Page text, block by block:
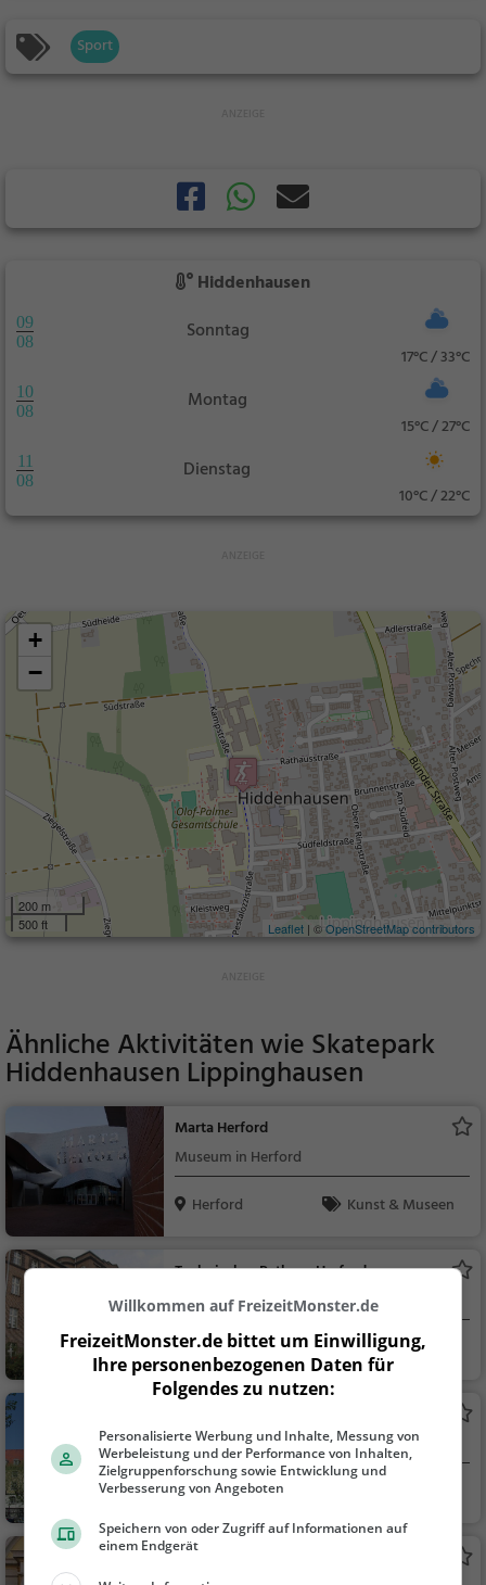
Sport
Hiddenhausen
09
08
Sonntag
17°C / 33°C
10
08
Montag
15°C / 27°C
11
08
Dienstag
10°C / 22°C
+
−
200 m
500 ft
Leaflet | ©OpenStreetMap contributors
Ähnliche Aktivitäten wieSkatepark
Hiddenhausen Lippinghausen
Marta Herford
Museum in Herford
Herford
Kunst & Museen
Technisches Rathaus Herford
Rathaus in Herford
Herford
Sehenswürdigkei
t
Rathaus in Herford
Herford
Markthalle Herford
Willkommen auf FreizeitMonster.de
FreizeitMonster.de bittet um Einwilligung,
Ihre personenbezogenen Daten für
Folgendes zu nutzen:
Personalisierte Werbung und Inhalte, Messung von
Werbeleistung und der Performance von Inhalten,
Zielgruppenforschung sowie Entwicklung und
Verbesserung von Angeboten
Speichern von oder Zugriff auf Informationen auf
einem Endgerät